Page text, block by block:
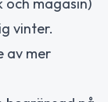
vinter.
av mer